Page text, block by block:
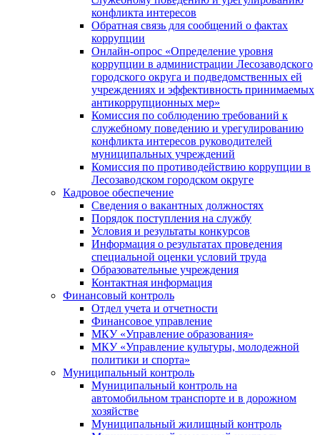
конфликта интересов
Обратная связь для сообщений о фактах
коррупции
Онлайн-опрос «Определение уровня
коррупции в администрации Лесозаводского
городского округа и подведомственных ей
учреждениях и эффективность принимаемых
антикоррупционных мер»
Комиссия по соблюдению требований к
служебному поведению и урегулированию
конфликта интересов руководителей
муниципальных учреждений
Комиссия по противодействию коррупции в
Лесозаводском городском округе
Кадровое обеспечение
Сведения о вакантных должностях
Порядок поступления на службу
Условия и результаты конкурсов
Информация о результатах проведения
специальной оценки условий труда
Образовательные учреждения
Контактная информация
Финансовый контроль
Отдел учета и отчетности
Финансовое управление
МКУ «Управление образования»
МКУ «Управление культуры, молодежной
политики и спорта»
Муниципальный контроль
Муниципальный контроль на
автомобильном транспорте и в дорожном
хозяйстве
Муниципальный жилищный контроль